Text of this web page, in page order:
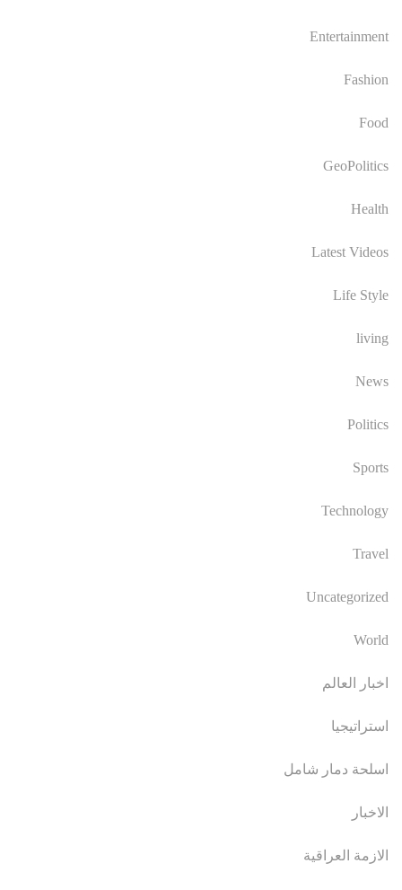
Entertainment
Fashion
Food
GeoPolitics
Health
Latest Videos
Life Style
living
News
Politics
Sports
Technology
Travel
Uncategorized
World
اخبار العالم
استراتيجيا
اسلحة دمار شامل
الاخبار
الازمة العراقية